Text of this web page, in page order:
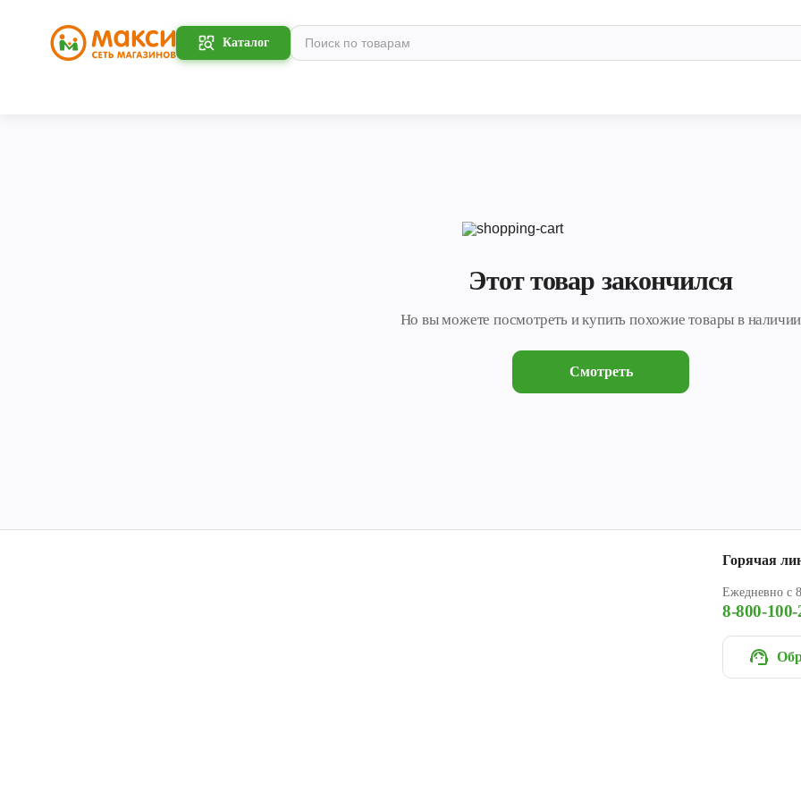
Каталог
Этот товар закончился
Но вы можете посмотреть и купить похожие товары в наличии
Смотреть
Горячая
Ежедневно с
8-800-100-